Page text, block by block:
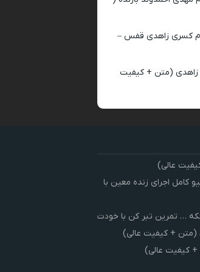
کسری زاهدی قفس –
(متن + کیفیت
عالی)
کامل اجرای زنده معین با
… تمرین تبر کن با خودت
+ کیفیت عالی)
کیفیت عالی)